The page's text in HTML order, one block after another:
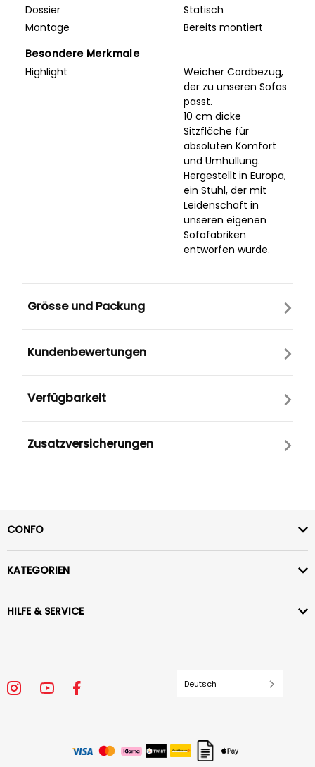
Dossier
Statisch
Montage
Bereits montiert
Besondere Merkmale
Highlight
Weicher Cordbezug,
der zu unseren Sofas
passt.
10 cm dicke
Sitzfläche für
absoluten Komfort
und Umhüllung.
Hergestellt in Europa,
ein Stuhl, der mit
Leidenschaft in
unseren eigenen
Sofafabriken
entworfen wurde.
Grösse und Packung
Kundenbewertungen
Verfügbarkeit
Zusatzversicherungen
CONFO
KATEGORIEN
HILFE & SERVICE
Deutsch